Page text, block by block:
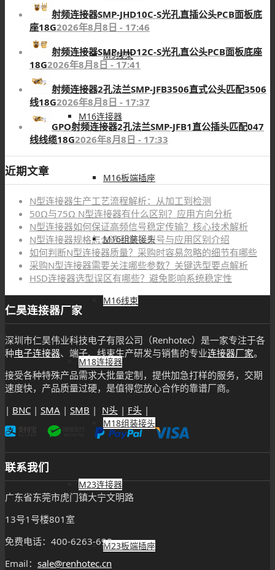
M9线束
M16连接器
M16板端插座
M16组装接头
M16线束
M18连接器
M18组装接头
M23连接器
M23板端插座
射频连接器SMP-JHD10C-S光孔直插公头PCB面板底
座18G2026年8月8日 - 17:46
射频连接器SMP-JHD12C-S光孔直公头PCB面板底座
18G2026年8月8日 - 17:41
射频连接器2孔法兰SMP-JFB3506直式公头匹配3506
线18G2026年8月8日 - 17:37
GPO射频连接器2孔法兰SMP-JFB1直公插头匹配047
线线缆18G2026年8月8日 - 17:33
近期文章
N型连接器生产工艺流程解析：从加工到检测
50Ω与75Ω N型连接器有什么区别？应用方向分析
N型连接器如何保证高频信号稳定传输？核心技术解析
N型连接器规格怎么选？常见型号与应用区别介绍
如何判断N型连接器质量？采购时容易忽略的细节有哪些
采购N型连接器需要关注哪些参数？关键选型要点解析
HSD连接器选型误区有哪些？避免影响系统稳定性
仁昊连接器厂家
深圳市仁昊伟业科技电子有限公司（Renhotec）是一家专注于各
种电子连接器、端子、线束生产研发与销售的专业连接器厂家。
接受各种特殊产品需求大批量定制，提供加急打样的服务，交期
速度快，产品质量过硬，是值得您放心合作的靠谱厂商。
| BNC | SMA | SMB | N头 | F头 |
联系我们
广东省东莞市虎门镇大宁文明路
13号1号楼801室
免费电话：400-6263-698
Email： sale@renhotec.cn